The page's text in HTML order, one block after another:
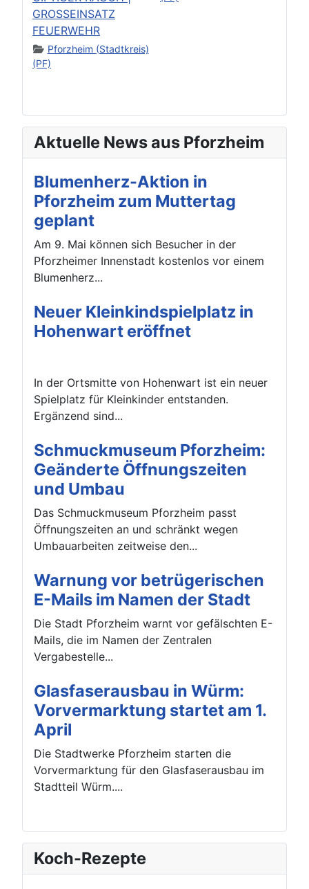
GROSSEINSATZ
FEUERWEHR
Pforzheim (Stadtkreis)
(PF)
Aktuelle News aus Pforzheim
Blumenherz-Aktion in
Pforzheim zum Muttertag
geplant
Am 9. Mai können sich Besucher in der
Pforzheimer Innenstadt kostenlos vor einem
Blumenherz...
Neuer Kleinkindspielplatz in
Hohenwart eröffnet
In der Ortsmitte von Hohenwart ist ein neuer
Spielplatz für Kleinkinder entstanden.
Ergänzend sind...
Schmuckmuseum Pforzheim:
Geänderte Öffnungszeiten
und Umbau
Das Schmuckmuseum Pforzheim passt
Öffnungszeiten an und schränkt wegen
Umbauarbeiten zeitweise den...
Warnung vor betrügerischen
E-Mails im Namen der Stadt
Die Stadt Pforzheim warnt vor gefälschten E-
Mails, die im Namen der Zentralen
Vergabestelle...
Glasfaserausbau in Würm:
Vorvermarktung startet am 1.
April
Die Stadtwerke Pforzheim starten die
Vorvermarktung für den Glasfaserausbau im
Stadtteil Würm....
Koch-Rezepte